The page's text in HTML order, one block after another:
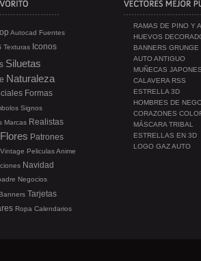
RAMAS DE PINO Y
HUEVOS
BANNERS GRUNGE
AUTO ANTIGUO
MUÑECAS
CALAVERA RSS
ESTRELLA 3D
HOMBRES DE
CORAZONES
MÁSCARA TRIBAL
ESTRELLAS EN 3D
LOGO GAZ AUTO
Autocad Fuentes
Texturas Iconos
Siluetas
Naturaleza
Formas
Signos
Marcas Realistas
Flores Patrones
Vintage PeliculasAnime
Navidad
Negocios
Banners Tarjetas
Ropa Calendarios